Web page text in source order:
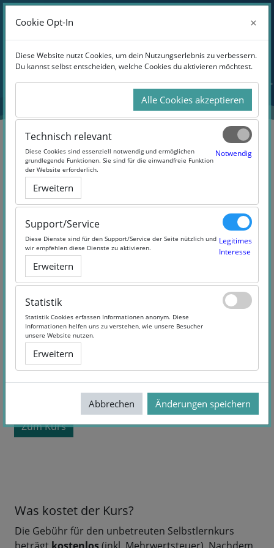
Zum Hauptinhalt
Website-Übersicht
Anmelden
Das intelligente Wohnen der
Zukunft
Kurslaufzeit:Selbstlernangebot
Zum Kurs
Was kostet der Kurs?
Die Gebühr für den unbetreuten Selbstlernkurs
Cookie Opt-In ×
Diese Website nutzt Cookies, um dein Nutzungserlebnis zu verbessern.
Du kannst selbst entscheiden, welche Cookies du aktivieren möchtest.
Alle Cookies akzeptieren
Technisch relevant
Diese Cookies sind essenziell notwendig und ermöglichen
grundlegende Funktionen. Sie sind für die einwandfreie Funktion
der Website erforderlich.
Notwendig
Erweitern
Support/Service
Diese Dienste sind für den Support/Service der Seite nützlich und
wir empfehlen diese Dienste zu aktivieren.
Legitimes
Interesse
Erweitern
Statistik
Statistik Cookies erfassen Informationen anonym. Diese
Informationen helfen uns zu verstehen, wie unsere Besucher
unsere Website nutzen.
Erweitern
Abbrechen Änderungen speichern
Cookie Opt-In ×
Diese Website nutzt Cookies, um dein Nutzungserlebnis zu verbessern.
Du kannst selbst entscheiden, welche Cookies du aktivieren möchtest.
Alle Cookies akzeptieren
Technisch relevant
Diese Cookies sind essenziell notwendig und ermöglichen
grundlegende Funktionen. Sie sind für die einwandfreie Funktion
der Website erforderlich.
Notwendig
Erweitern
Support/Service
Diese Dienste sind für den Support/Service der Seite nützlich und
wir empfehlen diese Dienste zu aktivieren.
Legitimes
Interesse
Erweitern
Statistik
Statistik Cookies erfassen Informationen anonym. Diese
Informationen helfen uns zu verstehen, wie unsere Besucher
unsere Website nutzen.
Erweitern
Abbrechen Änderungen speichern